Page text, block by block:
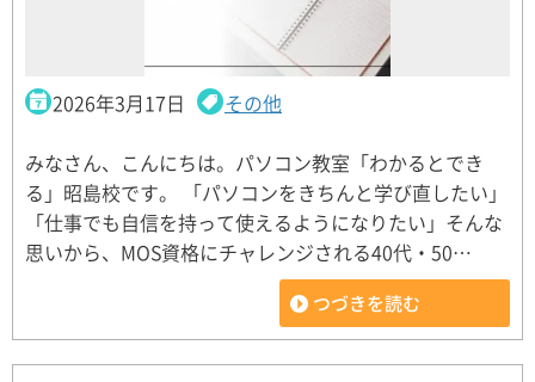
2026年3月17日 その他
みなさん、こんにちは。パソコン教室「わかるとでき
る」昭島校です。 「パソコンをきちんと学び直したい」
「仕事でも自信を持って使えるようになりたい」そんな
思いから、MOS資格にチャレンジされる40代・50…
つづきを読む